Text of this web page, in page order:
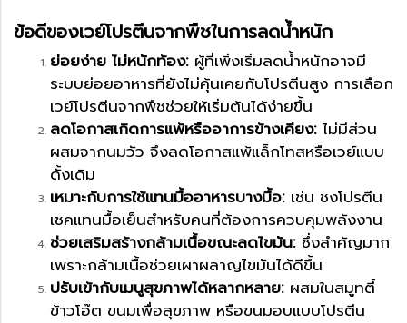
ข้อดีของเวย์โปรตีนจากพืชในการลดน้ำหนัก
ย่อยง่าย ไม่หนักท้อง: ผู้ที่เพิ่งเริ่มลดน้ำหนักอาจมี
ระบบย่อยอาหารที่ยังไม่คุ้นเคยกับโปรตีนสูง การเลือก
เวย์โปรตีนจากพืชช่วยให้เริ่มต้นได้ง่ายขึ้น
ลดโอกาสเกิดการแพ้หรืออาการข้างเคียง: ไม่มีส่วน
ผสมจากนมวัว จึงลดโอกาสแพ้แล็กโทสหรือเวย์แบบ
ดั้งเดิม
เหมาะกับการใช้แทนมื้ออาหารบางมื้อ: เช่น ชงโปรตีน
เชคแทนมื้อเย็นสำหรับคนที่ต้องการควบคุมพลังงาน
ช่วยเสริมสร้างกล้ามเนื้อขณะลดไขมัน: ซึ่งสำคัญมาก
เพราะกล้ามเนื้อช่วยเผาผลาญไขมันได้ดีขึ้น
ปรับเข้ากับเมนูสุขภาพได้หลากหลาย: ผสมในสมูทตี้
ข้าวโอ๊ต ขนมเพื่อสุขภาพ หรือขนมอบแบบโปรตีน